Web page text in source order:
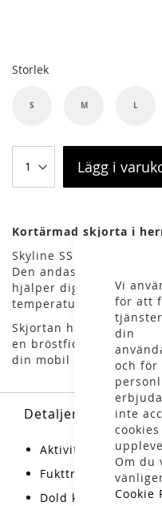
Vi
för att
din
och för
inte
Om du
Cookie
Storlek
S M L
Lägg i
Kortärmad skjorta i
Skyline SS Shirt är
Den andas och
hjälper dig att hålla dig
temperaturen stiger.
Skjortan har en dold
en bröstficka med
din mobil eller ditt
Detaljer
Aktiviteter: vardag
Dold knäppning